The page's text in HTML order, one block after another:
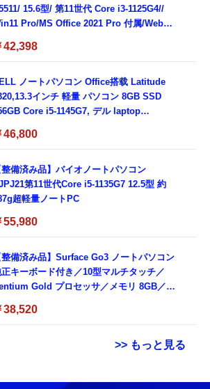
15.6型/ 第11世代 Core i3-1125G4//
Pro/MS Office 2021 Pro 付属/Webカ
有線静音マウス付属/ 180日保証（メモリ
42,398
ノートパソコン Office搭载 Latitude
インチ 軽量 パソコン 8GB SSD
Core i5-1145G7, デル laptop
付き (整備済み品)
46,800
整備済み品】バイオノートパソコン
第11世代Core i5-1135G7 12.5型 約
超軽量ノートPC
55,980
整備済み品】Surface Go3 ノートパソコン
キーボード付き／10型マルチタッチ／
Gold プロセッサ／メモリ 8GB／
／USB-C／1080p顔認証カメラ
38,520
>> もっと見る
イヤホン タイプC【2026新モデル